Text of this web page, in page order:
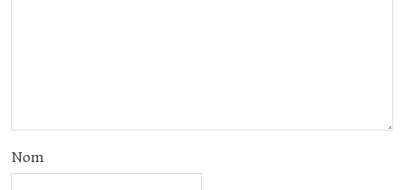
Nom